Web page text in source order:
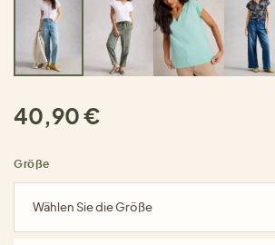
40,90 €
Größe
Wählen Sie die Größe